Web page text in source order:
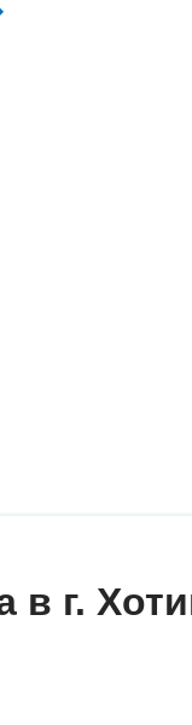
в г.